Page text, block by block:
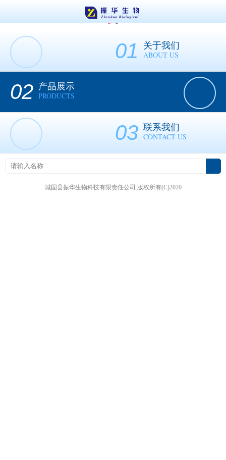
01 关于我们
ABOUT US
02 产品展示
PRODUCTS
03 联系我们
CONTACT US
城固县振华生物科技有限责任公司 版权所有(C)2020